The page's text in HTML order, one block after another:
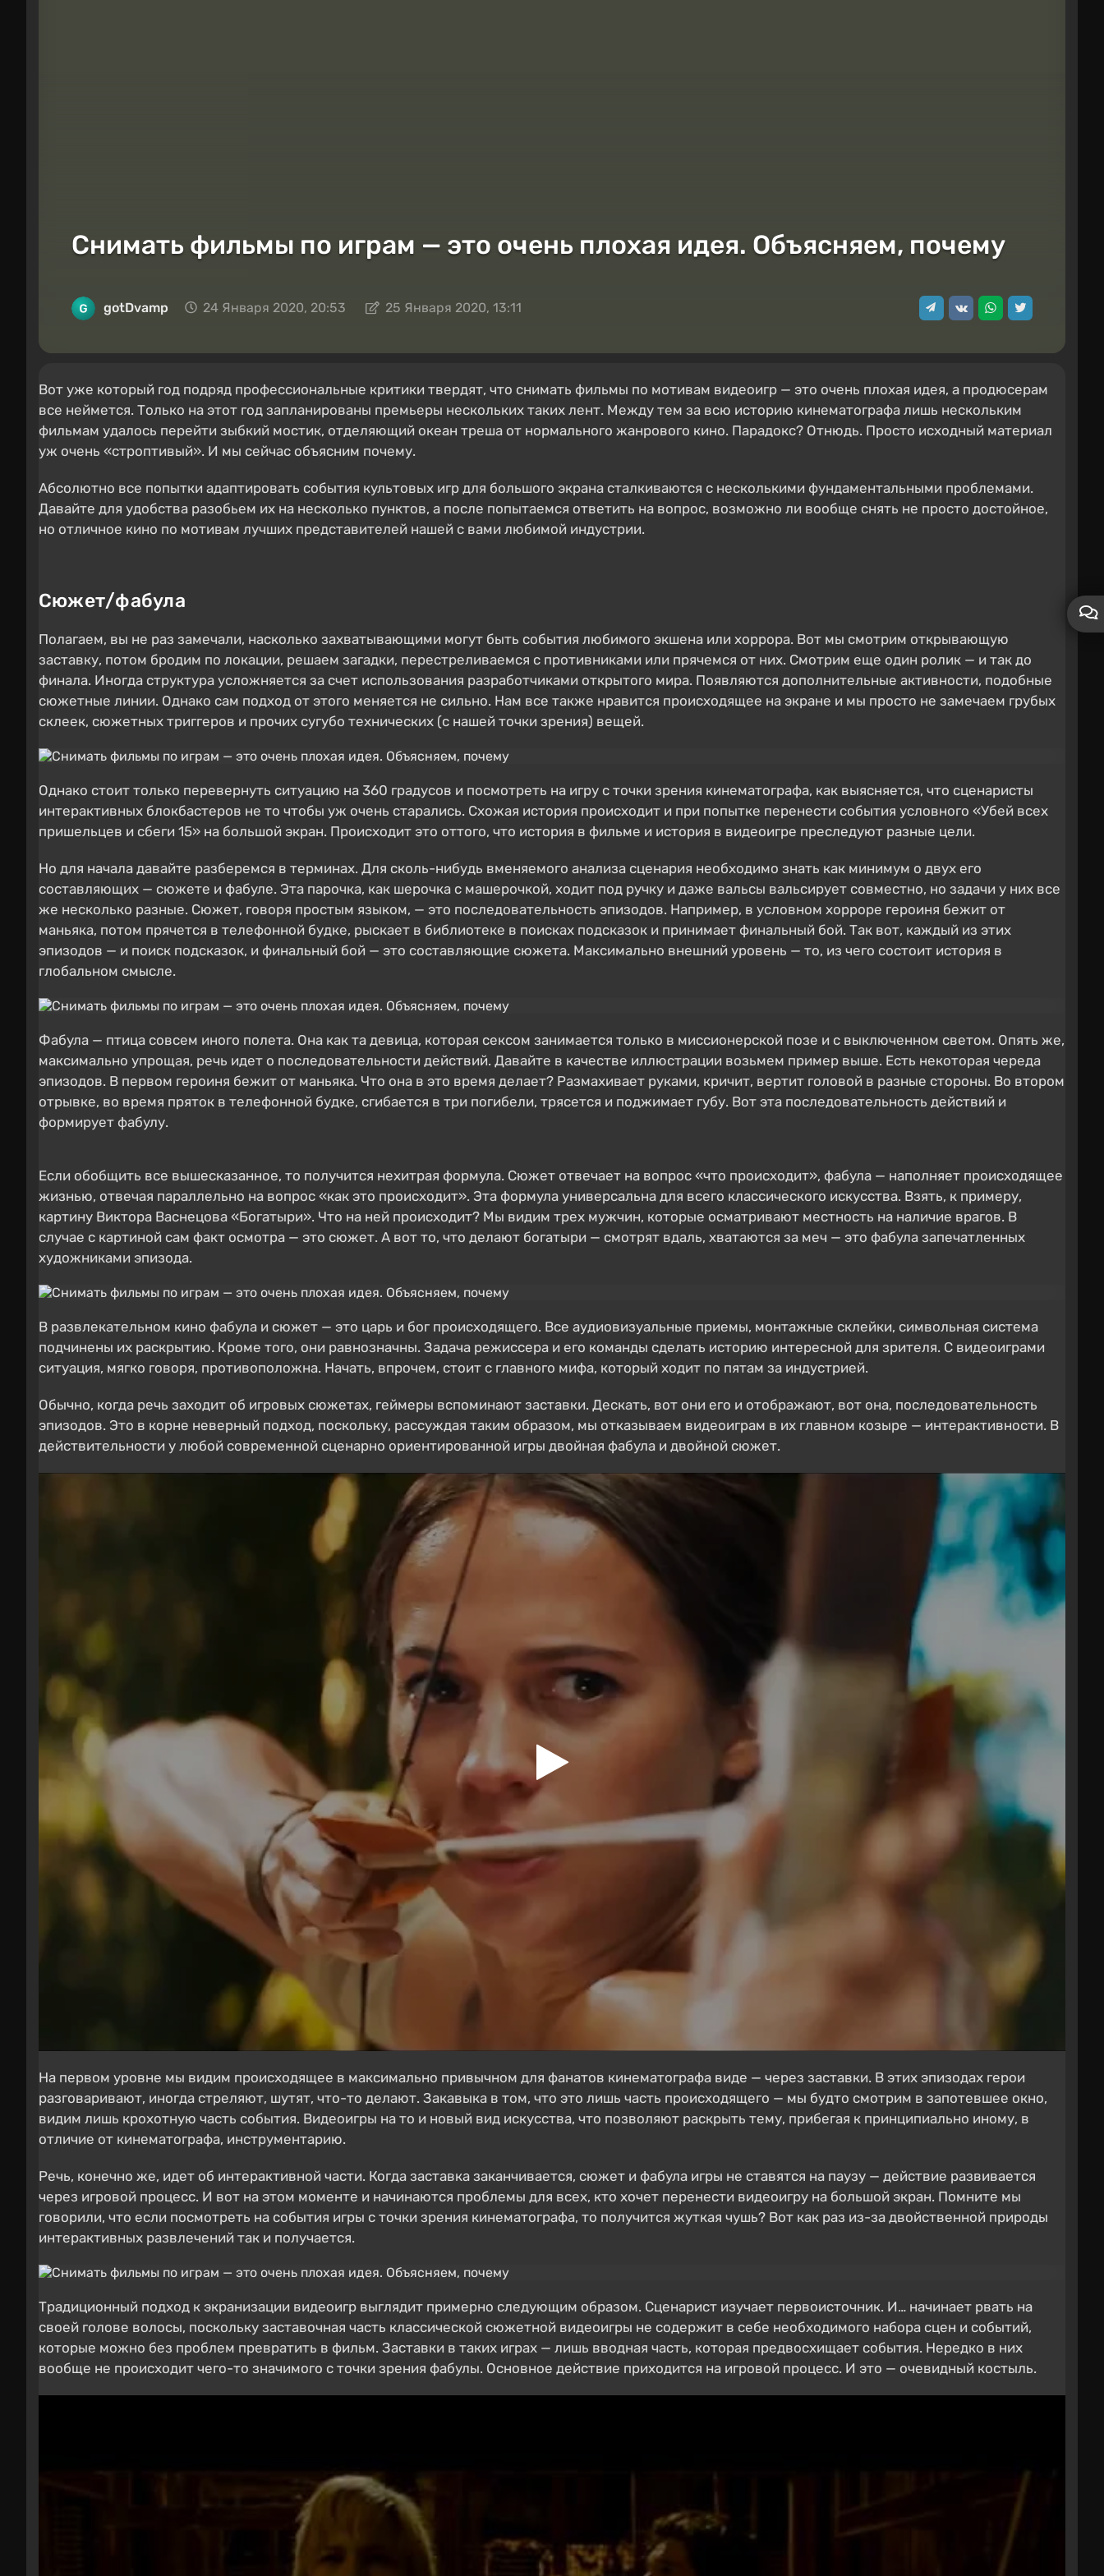
Снимать фильмы по играм — это очень плохая идея. Объясняем, почему
gotDvamp 24 Января 2020, 20:53 25 Января 2020, 13:11
Вот уже который год подряд профессиональные критики твердят, что снимать фильмы по мотивам видеоигр — это очень плохая идея, а продюсерам
все неймется. Только на этот год запланированы премьеры нескольких таких лент. Между тем за всю историю кинематографа лишь нескольким
фильмам удалось перейти зыбкий мостик, отделяющий океан треша от нормального жанрового кино. Парадокс? Отнюдь. Просто исходный материал
уж очень «строптивый». И мы сейчас объясним почему.
Абсолютно все попытки адаптировать события культовых игр для большого экрана сталкиваются с несколькими фундаментальными проблемами.
Давайте для удобства разобьем их на несколько пунктов, а после попытаемся ответить на вопрос, возможно ли вообще снять не просто достойное,
но отличное кино по мотивам лучших представителей нашей с вами любимой индустрии.
Сюжет/фабула
Полагаем, вы не раз замечали, насколько захватывающими могут быть события любимого экшена или хоррора. Вот мы смотрим открывающую
заставку, потом бродим по локации, решаем загадки, перестреливаемся с противниками или прячемся от них. Смотрим еще один ролик — и так до
финала. Иногда структура усложняется за счет использования разработчиками открытого мира. Появляются дополнительные активности, подобные
сюжетные линии. Однако сам подход от этого меняется не сильно. Нам все также нравится происходящее на экране и мы просто не замечаем грубых
склеек, сюжетных триггеров и прочих сугубо технических (с нашей точки зрения) вещей.
Однако стоит только перевернуть ситуацию на 360 градусов и посмотреть на игру с точки зрения кинематографа, как выясняется, что сценаристы
интерактивных блокбастеров не то чтобы уж очень старались. Схожая история происходит и при попытке перенести события условного «Убей всех
пришельцев и сбеги 15» на большой экран. Происходит это оттого, что история в фильме и история в видеоигре преследуют разные цели.
Но для начала давайте разберемся в терминах. Для сколь-нибудь вменяемого анализа сценария необходимо знать как минимум о двух его
составляющих — сюжете и фабуле. Эта парочка, как шерочка с машерочкой, ходит под ручку и даже вальсы вальсирует совместно, но задачи у них все
же несколько разные. Сюжет, говоря простым языком, — это последовательность эпизодов. Например, в условном хорроре героиня бежит от
маньяка, потом прячется в телефонной будке, рыскает в библиотеке в поисках подсказок и принимает финальный бой. Так вот, каждый из этих
эпизодов — и поиск подсказок, и финальный бой — это составляющие сюжета. Максимально внешний уровень — то, из чего состоит история в
глобальном смысле.
Фабула — птица совсем иного полета. Она как та девица, которая сексом занимается только в миссионерской позе и с выключенном светом. Опять же,
максимально упрощая, речь идет о последовательности действий. Давайте в качестве иллюстрации возьмем пример выше. Есть некоторая череда
эпизодов. В первом героиня бежит от маньяка. Что она в это время делает? Размахивает руками, кричит, вертит головой в разные стороны. Во втором
отрывке, во время пряток в телефонной будке, сгибается в три погибели, трясется и поджимает губу. Вот эта последовательность действий и
формирует фабулу.
Если обобщить все вышесказанное, то получится нехитрая формула. Сюжет отвечает на вопрос «что происходит», фабула — наполняет происходящее
жизнью, отвечая параллельно на вопрос «как это происходит». Эта формула универсальна для всего классического искусства. Взять, к примеру,
картину Виктора Васнецова «Богатыри». Что на ней происходит? Мы видим трех мужчин, которые осматривают местность на наличие врагов. В
случае с картиной сам факт осмотра — это сюжет. А вот то, что делают богатыри — смотрят вдаль, хватаются за меч — это фабула запечатленных
художниками эпизода.
В развлекательном кино фабула и сюжет — это царь и бог происходящего. Все аудиовизуальные приемы, монтажные склейки, символьная система
подчинены их раскрытию. Кроме того, они равнозначны. Задача режиссера и его команды сделать историю интересной для зрителя. С видеоиграми
ситуация, мягко говоря, противоположна. Начать, впрочем, стоит с главного мифа, который ходит по пятам за индустрией.
Обычно, когда речь заходит об игровых сюжетах, геймеры вспоминают заставки. Дескать, вот они его и отображают, вот она, последовательность
эпизодов. Это в корне неверный подход, поскольку, рассуждая таким образом, мы отказываем видеоиграм в их главном козыре — интерактивности. В
действительности у любой современной сценарно ориентированной игры двойная фабула и двойной сюжет.
На первом уровне мы видим происходящее в максимально привычном для фанатов кинематографа виде — через заставки. В этих эпизодах герои
разговаривают, иногда стреляют, шутят, что-то делают. Закавыка в том, что это лишь часть происходящего — мы будто смотрим в запотевшее окно,
видим лишь крохотную часть события. Видеоигры на то и новый вид искусства, что позволяют раскрыть тему, прибегая к принципиально иному, в
отличие от кинематографа, инструментарию.
Речь, конечно же, идет об интерактивной части. Когда заставка заканчивается, сюжет и фабула игры не ставятся на паузу — действие развивается
через игровой процесс. И вот на этом моменте и начинаются проблемы для всех, кто хочет перенести видеоигру на большой экран. Помните мы
говорили, что если посмотреть на события игры с точки зрения кинематографа, то получится жуткая чушь? Вот как раз из-за двойственной природы
интерактивных развлечений так и получается.
Традиционный подход к экранизации видеоигр выглядит примерно следующим образом. Сценарист изучает первоисточник. И… начинает рвать на
своей голове волосы, поскольку заставочная часть классической сюжетной видеоигры не содержит в себе необходимого набора сцен и событий,
которые можно без проблем превратить в фильм. Заставки в таких играх — лишь вводная часть, которая предвосхищает события. Нередко в них
вообще не происходит чего-то значимого с точки зрения фабулы. Основное действие приходится на игровой процесс. И это — очевидный костыль.